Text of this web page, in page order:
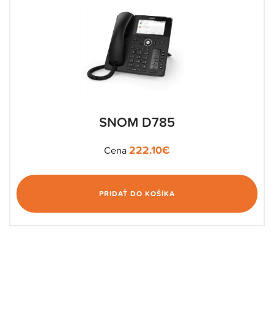
SNOM D785
Cena222.10€
PRIDAŤ DO KOŠÍKA